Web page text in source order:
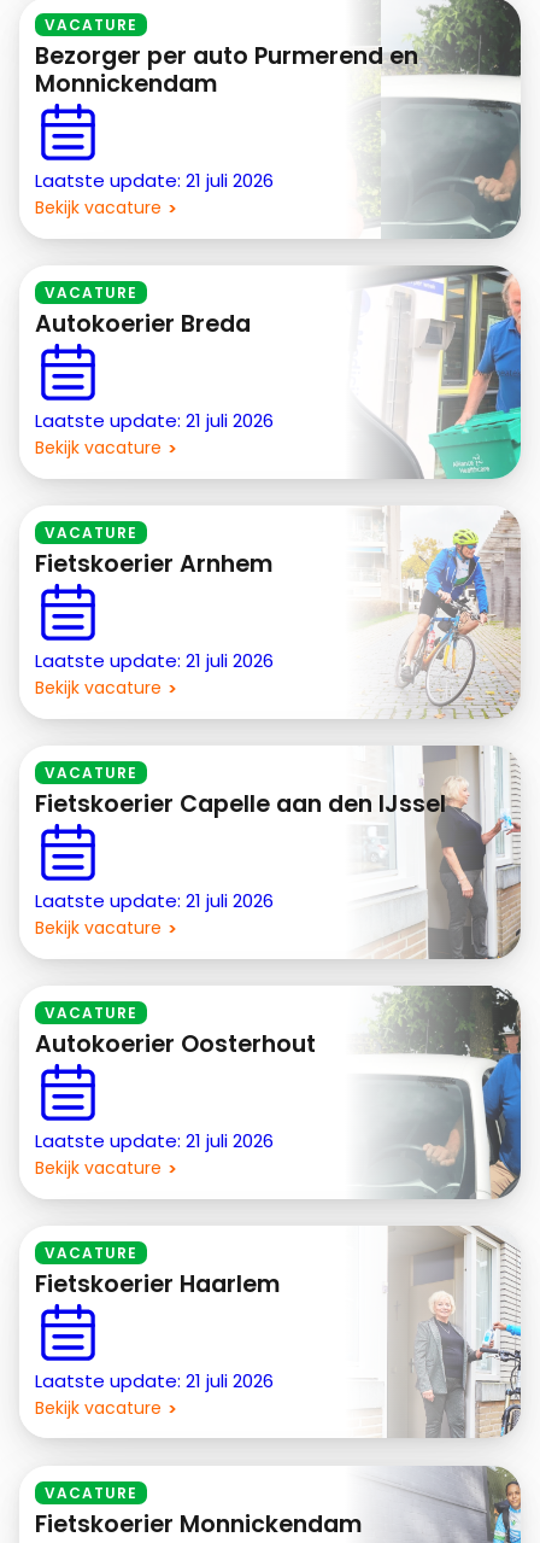
VACATURE
Bezorger per auto Purmerend en
Monnickendam
Laatste update: 21 juli 2026
Bekijk vacature
VACATURE
Autokoerier Breda
Laatste update: 21 juli 2026
Bekijk vacature
VACATURE
Fietskoerier Arnhem
Laatste update: 21 juli 2026
Bekijk vacature
VACATURE
Fietskoerier Capelle aan den IJssel
Laatste update: 21 juli 2026
Bekijk vacature
VACATURE
Autokoerier Oosterhout
Laatste update: 21 juli 2026
Bekijk vacature
VACATURE
Fietskoerier Haarlem
Laatste update: 21 juli 2026
Bekijk vacature
VACATURE
Fietskoerier Monnickendam